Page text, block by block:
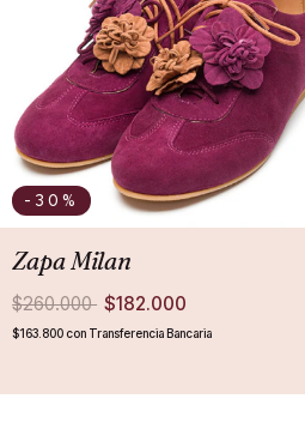
-30 %
Zapa Milan
$260.000 $182.000
$163.800 con Transferencia Bancaria